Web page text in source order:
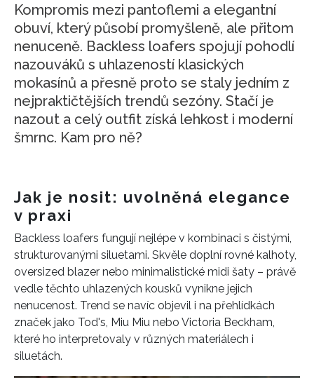
Kompromis mezi pantoflemi a elegantní
obuví, který působí promyšleně, ale přitom
nenuceně. Backless loafers spojují pohodlí
nazouváků s uhlazeností klasických
mokasínů a přesně proto se staly jedním z
nejpraktičtějších trendů sezóny. Stačí je
nazout a celý outfit získá lehkost i moderní
šmrnc. Kam pro ně?
Jak je nosit: uvolněná elegance
v praxi
Backless loafers fungují nejlépe v kombinaci s čistými,
strukturovanými siluetami. Skvěle doplní rovné kalhoty,
oversized blazer nebo minimalistické midi šaty – právě
vedle těchto uhlazených kousků vynikne jejich
nenucenost. Trend se navíc objevil i na přehlídkách
značek jako Tod's, Miu Miu nebo Victoria Beckham,
které ho interpretovaly v různých materiálech i
siluetách.